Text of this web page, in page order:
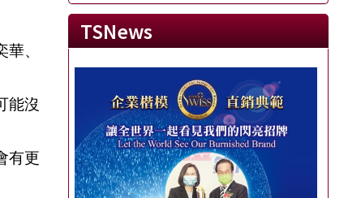
、
能沒
有更
TSNews